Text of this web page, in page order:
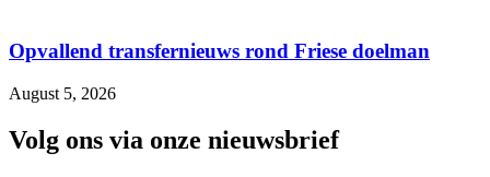
Opvallend transfernieuws rond Friese doelman
August 5, 2026
Volg ons via onze nieuwsbrief